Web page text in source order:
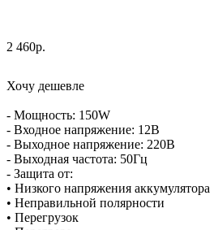
2 460р.
Хочу дешевле
- Мощность: 150W
- Входное напряжение: 12В
- Выходное напряжение: 220В
- Выходная частота: 50Гц
- Защита от:
• Низкого напряжения аккумулятора
• Неправильной полярности
• Перегрузок